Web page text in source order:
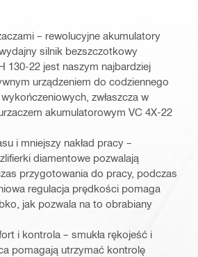
– rewolucyjne akumulatory
silnik bezszczotkowy
130-22 jest naszym najbardziej
urządzeniem do codziennego
zwłaszcza w
akumulatorowym VC 4X-22
i mniejszy nakład pracy –
diamentowe pozwalają
przygotowania do pracy, podczas
regulacja prędkości pomaga
jak pozwala na to obrabiany
i kontrola – smukła rękojeść i
pomagają utrzymać kontrolę